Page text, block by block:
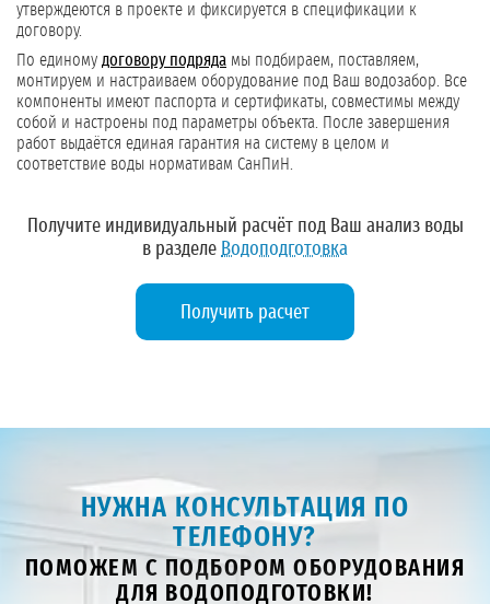
утверждеются в проекте и фиксируется в спецификации к
договору.
По единому договору подряда мы подбираем, поставляем,
монтируем и настраиваем оборудование под Ваш водозабор. Все
компоненты имеют паспорта и сертификаты, совместимы между
собой и настроены под параметры объекта. После завершения
работ выдаётся единая гарантия на систему в целом и
соответствие воды нормативам СанПиН.
Получите индивидуальный расчёт под Ваш анализ воды
в разделе Водоподготовка
Получить расчет
НУЖНА КОНСУЛЬТАЦИЯ ПО
ТЕЛЕФОНУ?
ПОМОЖЕМ С ПОДБОРОМ ОБОРУДОВАНИЯ
ДЛЯ ВОДОПОДГОТОВКИ!